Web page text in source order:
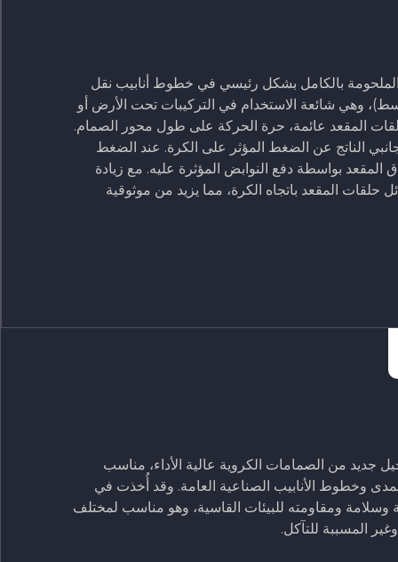
بالكامل بشكل رئيسي في خطوط أنابيب نقل
وهي شائعة الاستخدام في التركيبات تحت الأرض أو
المقعد عائمة، حرة الحركة على طول محور الصمام.
الناتج عن الضغط المؤثر على الكرة. عند الضغط
المقعد بواسطة دفع النوابض المؤثرة عليه. مع زيادة
المقعد باتجاه الكرة، مما يزيد من موثوقية
جديد من الصمامات الكروية عالية الأداء، مناسب
وخطوط الأنابيب الصناعية العامة. وقد أُخذت في
وسلامة ومقاومته للبيئات القاسية، وهو مناسب لمختلف
المسببة للتآكل.